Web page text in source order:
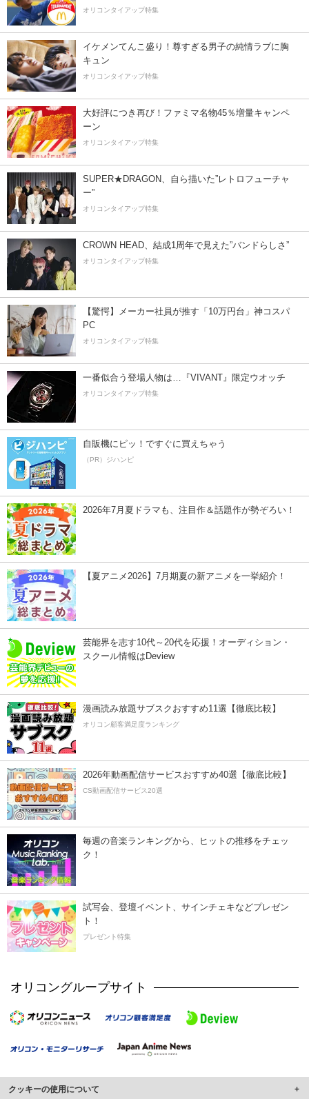
オリコンタイアップ特集
イケメンてんこ盛り！尊すぎる男子の純情ラブに胸
キュン
オリコンタイアップ特集
大好評につき再び！ファミマ名物45％増量キャンペ
ーン
オリコンタイアップ特集
SUPER★DRAGON、自ら描いた”レトロフューチャ
ー”
オリコンタイアップ特集
CROWN HEAD、結成1周年で見えた”バンドらしさ”
オリコンタイアップ特集
【驚愕】メーカー社員が推す「10万円台」神コスパ
PC
オリコンタイアップ特集
一番似合う登場人物は…『VIVANT』限定ウオッチ
オリコンタイアップ特集
自販機にピッ！ですぐに買えちゃう
（PR）ジハンピ
2026年7月夏ドラマも、注目作＆話題作が勢ぞろい！
【夏アニメ2026】7月期夏の新アニメを一挙紹介！
芸能界を志す10代～20代を応援！オーディション・
スクール情報はDeview
漫画読み放題サブスクおすすめ11選【徹底比較】
オリコン顧客満足度ランキング
2026年動画配信サービスおすすめ40選【徹底比較】
CS動画配信サービス20選
毎週の音楽ランキングから、ヒットの推移をチェッ
ク！
試写会、登壇イベント、サインチェキなどプレゼン
ト！
プレゼント特集
オリコングループサイト
クッキーの使用について